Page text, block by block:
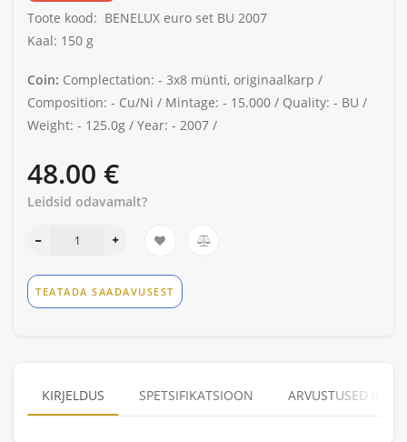
Toote kood: BENELUX euro set BU 2007
Kaal: 150 g
Coin: Complectation: - 3x8 münti, originaalkarp /
Composition: - Cu/Ni / Mintage: - 15.000 / Quality: - BU /
Weight: - 125.0g / Year: - 2007 /
48.00 €
Leidsid odavamalt?
TEATADA SAADAVUSEST
KIRJELDUS SPETSIFIKATSIOON ARVUSTUSED (0)